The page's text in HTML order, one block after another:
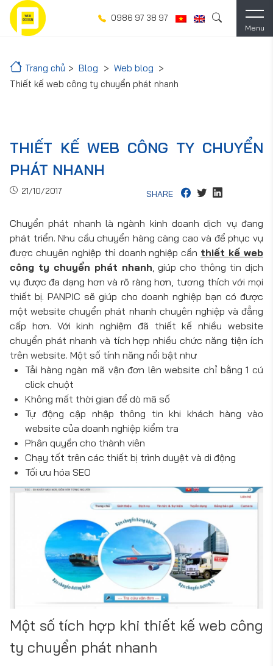
Menu
0986 97 38 97
Trang chủ Blog
Web blog
Thiết kế web công ty chuyển phát nhanh
THIẾT KẾ WEB CÔNG TY CHUYỂN
PHÁT NHANH
21/10/2017 SHARE
Chuyển phát nhanh là ngành kinh doanh dịch vụ đang
phát triển. Nhu cầu chuyển hàng càng cao và để phục vụ
được chuyên nghiệp thì doanh nghiệp cần thiết kế web
công ty chuyển phát nhanh, giúp cho thông tin dịch
vụ được đa dạng hơn và rõ ràng hơn, tương thích với mọi
thiết bị. PANPIC sẽ giúp cho doanh nghiệp bạn có được
một website chuyển phát nhanh chuyên nghiệp và đẳng
cấp hơn. Với kinh nghiệm đã thiết kế nhiều website
chuyển phát nhanh và tích hợp nhiều chức năng tiện ích
trên website. Một số tính năng nổi bật như
Tải hàng ngàn mã vận đơn lên website chỉ bằng 1 cú
click chuột
Không mất thời gian để dò mã số
Tự động cập nhập thông tin khi khách hàng vào
website của doanh nghiệp kiểm tra
Phân quyền cho thành viên
Chạy tốt trên các thiết bị trình duyệt và di động
Tối ưu hóa SEO
Một số tích hợp khi thiết kế web công
ty chuyển phát nhanh